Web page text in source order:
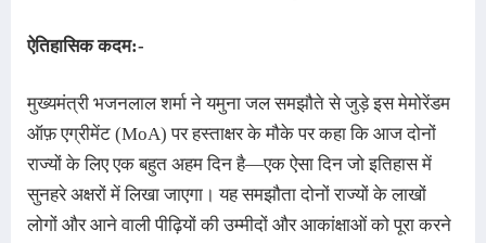
ऐतिहासिक कदम:-
मुख्यमंत्री भजनलाल शर्मा ने यमुना जल समझौते से जुड़े इस मेमोरेंडम
ऑफ़ एग्रीमेंट (MoA) पर हस्ताक्षर के मौके पर कहा कि आज दोनों
राज्यों के लिए एक बहुत अहम दिन है—एक ऐसा दिन जो इतिहास में
सुनहरे अक्षरों में लिखा जाएगा। यह समझौता दोनों राज्यों के लाखों
लोगों और आने वाली पीढ़ियों की उम्मीदों और आकांक्षाओं को पूरा करने